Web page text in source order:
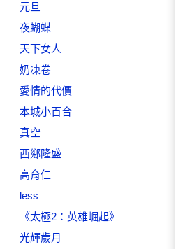
元旦
夜蝴蝶
天下女人
奶凍卷
愛情的代價
本城小百合
真空
西鄉隆盛
高育仁
less
《太極2：英雄崛起》
光輝歲月